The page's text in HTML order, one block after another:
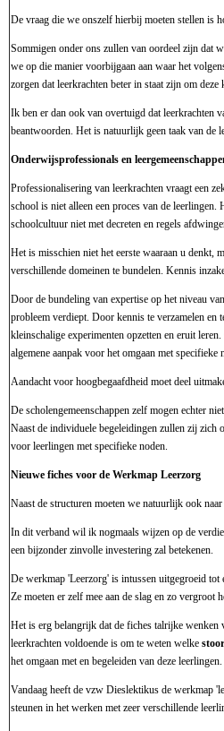
De vraag die we onszelf hierbij moeten stellen is
Sommigen onder ons zullen van oordeel zijn dat
we op die manier voorbijgaan aan waar het
zorgen dat leerkrachten beter in staat zijn om
Ik ben er dan ook van overtuigd dat leerkrachten
beantwoorden. Het is natuurlijk geen taak van de
Onderwijsprofessionals en
Professionalisering van leerkrachten vraagt een
school is niet alleen een proces van de
schoolcultuur niet met decreten en regels
Het is misschien niet het eerste waaraan u denkt,
verschillende domeinen te bundelen. Kennis
Door de bundeling van expertise op het niveau
probleem verdiept. Door kennis te verzamelen en
kleinschalige experimenten opzetten en eruit
algemene aanpak voor het omgaan met
Aandacht voor hoogbegaafdheid moet deel
De scholengemeenschappen zelf mogen echter
Naast de individuele begeleidingen zullen zij zich
voor leerlingen met specifieke noden.
Nieuwe fiches voor de Werkmap Leerzorg
Naast de structuren moeten we natuurlijk ook
In dit verband wil ik nogmaals wijzen op de
een bijzonder zinvolle investering zal betekenen.
De werkmap 'Leerzorg' is intussen uitgegroeid tot
Ze moeten er zelf mee aan de slag en zo
Het is erg belangrijk dat de fiches talrijke wenken
leerkrachten voldoende is om te weten welke
het omgaan met en begeleiden van deze
Vandaag heeft de vzw Dieslektikus de werkmap
steunen in het werken met zeer verschillende